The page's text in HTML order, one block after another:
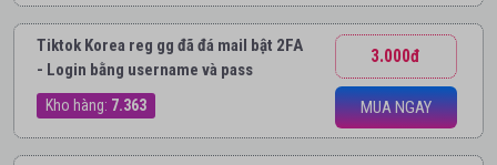
Tiktok Korea reg gg đã đá mail bật 2FA
- Login bằng username và pass
Kho hàng: 7.363
3.000đ
MUA NGAY